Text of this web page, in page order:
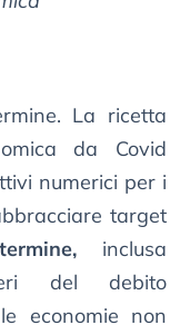
La ricetta
da Covid
numerici per i
target
inclusa
del debito
economie non